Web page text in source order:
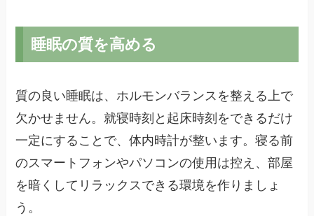
睡眠の質を高める
質の良い睡眠は、ホルモンバランスを整える上で
欠かせません。就寝時刻と起床時刻をできるだけ
一定にすることで、体内時計が整います。寝る前
のスマートフォンやパソコンの使用は控え、部屋
を暗くしてリラックスできる環境を作りましょ
う。